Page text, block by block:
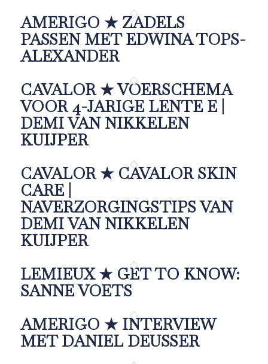
AMERIGO ★ ZADELS
PASSEN MET EDWINA TOPS-
ALEXANDER
CAVALOR ★ VOERSCHEMA
VOOR 4-JARIGE LENTE E |
DEMI VAN NIKKELEN
KUIJPER
CAVALOR ★ CAVALOR SKIN
CARE |
NAVERZORGINGSTIPS VAN
DEMI VAN NIKKELEN
KUIJPER
LEMIEUX ★ GET TO KNOW:
SANNE VOETS
AMERIGO ★ INTERVIEW
MET DANIEL DEUSSER